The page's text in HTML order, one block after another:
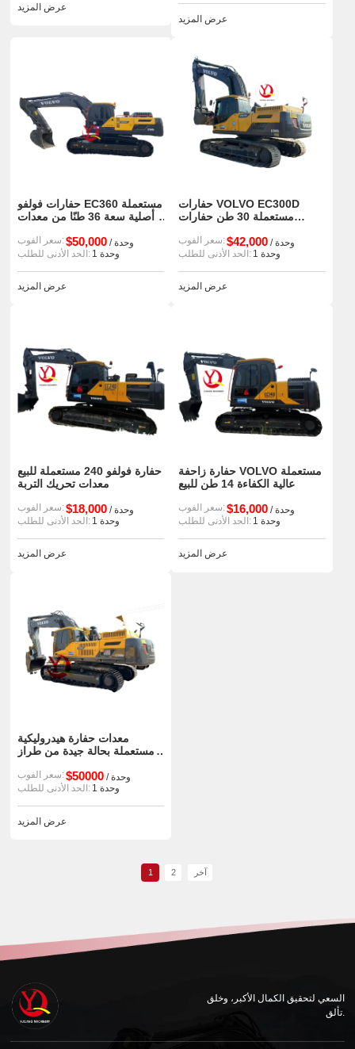
عرض المزيد
عرض المزيد
حفارات فولفو EC360 مستعملة
أصلية سعة 36 طنًا من معدات
سعر الفوب:$50,000
/ وحدة
الحد الأدنى للطلب:
1 وحدة
عرض المزيد
حفارات VOLVO EC300D
مستعملة 30 طن حفارات
للبيع
سعر الفوب:$42,000
/ وحدة
الحد الأدنى للطلب:
1 وحدة
عرض المزيد
حفارة فولفو 240 مستعملة للبيع
معدات تحريك التربة
سعر الفوب:$18,000
/ وحدة
الحد الأدنى للطلب:
1 وحدة
عرض المزيد
حفارة زاحفة VOLVO مستعملة
عالية الكفاءة 14 طن للبيع
سعر الفوب:$16,000
/ وحدة
الحد الأدنى للطلب:
1 وحدة
عرض المزيد
معدات حفارة هيدروليكية
مستعملة بحالة جيدة من طراز
سعر الفوب:$50000
/ وحدة
الحد الأدنى للطلب:
1 وحدة
عرض المزيد
1 2 آخر
السعي لتحقيق الكمال الأكبر، وخلق
تألق.